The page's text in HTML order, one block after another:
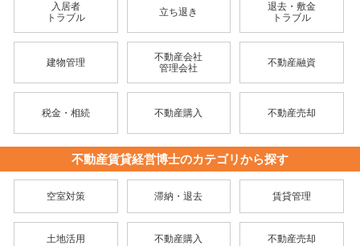
入居者
トラブル
立ち退き
退去・敷金
トラブル
建物管理
不動産会社
管理会社
不動産融資
税金・相続 不動産購入 不動産売却
不動産賃貸経営博士のカテゴリから探す
空室対策 滞納・退去 賃貸管理
土地活用 不動産購入 不動産売却